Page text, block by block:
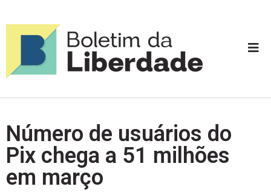
Número de usuários do
Pix chega a 51 milhões
em março